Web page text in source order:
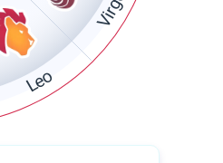
Leo